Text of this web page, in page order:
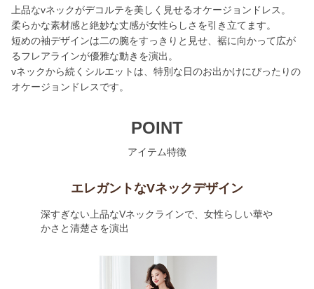
上品なvネックがデコルテを美しく見せるオケージョンドレス。
柔らかな素材感と絶妙な丈感が女性らしさを引き立てます。
短めの袖デザインは二の腕をすっきりと見せ、裾に向かって広が
るフレアラインが優雅な動きを演出。
vネックから続くシルエットは、特別な日のお出かけにぴったりの
オケージョンドレスです。
POINT
アイテム特徴
エレガントなVネックデザイン
深すぎない上品なVネックラインで、女性らしい華や
かさと清楚さを演出